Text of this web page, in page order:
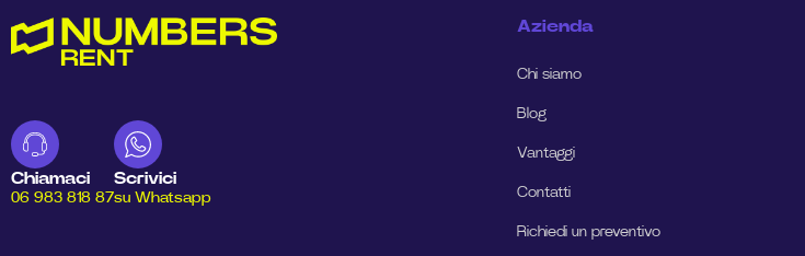
Chiamaci
06 983 818 87
Scrivici
su Whatsapp
Azienda
Chi siamo
Blog
Vantaggi
Contatti
Richiedi un preventivo